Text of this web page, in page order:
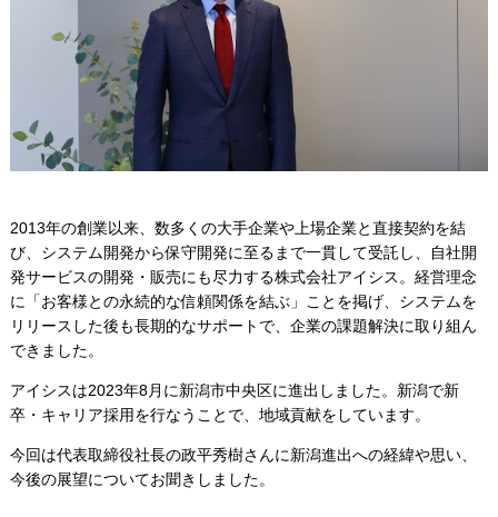
2013年の創業以来、数多くの大手企業や上場企業と直接契約を結
び、システム開発から保守開発に至るまで一貫して受託し、自社開
発サービスの開発・販売にも尽力する株式会社アイシス。経営理念
に「お客様との永続的な信頼関係を結ぶ」ことを掲げ、システムを
リリースした後も長期的なサポートで、企業の課題解決に取り組ん
できました。
アイシスは2023年8月に新潟市中央区に進出しました。新潟で新
卒・キャリア採用を行なうことで、地域貢献をしています。
今回は代表取締役社長の政平秀樹さんに新潟進出への経緯や思い、
今後の展望についてお聞きしました。